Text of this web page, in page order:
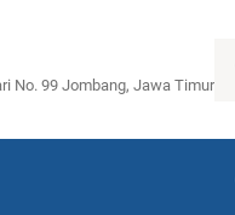
No. 99 Jombang, Jawa Timur